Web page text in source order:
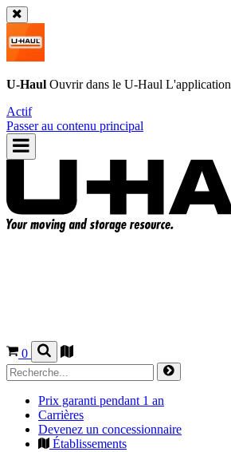
U-Haul Ouvrir dans le U-Haul L'application
Actif
Passer au contenu principal
0
Prix garanti pendant 1 an
Carrières
Devenez un concessionnaire
Établissements